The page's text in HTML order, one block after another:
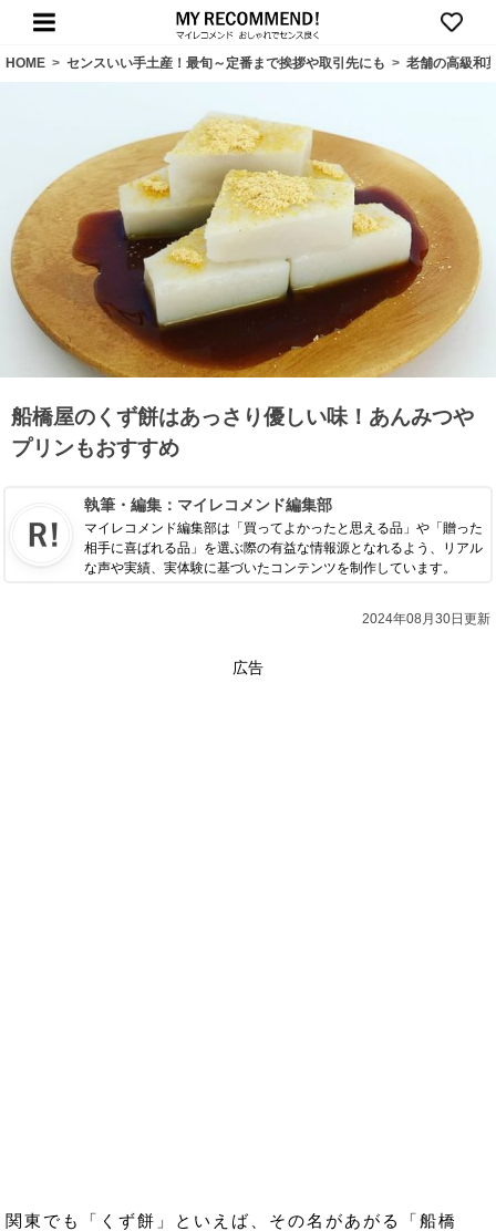
HOME > センスいい手土産！最旬～定番まで挨拶や取引先にも > 老舗の高級和
船橋屋のくず餅はあっさり優しい味！あんみつや
プリンもおすすめ
執筆・編集： マイレコメンド編集部
マイレコメンド編集部は「買ってよかったと思える品」や「贈った
相手に喜ばれる品」を選ぶ際の有益な情報源となれるよう、リアル
な声や実績、実体験に基づいたコンテンツを制作しています。
2024年08月30日更新
広告
関東でも「くず餅」といえば、その名があがる「船橋